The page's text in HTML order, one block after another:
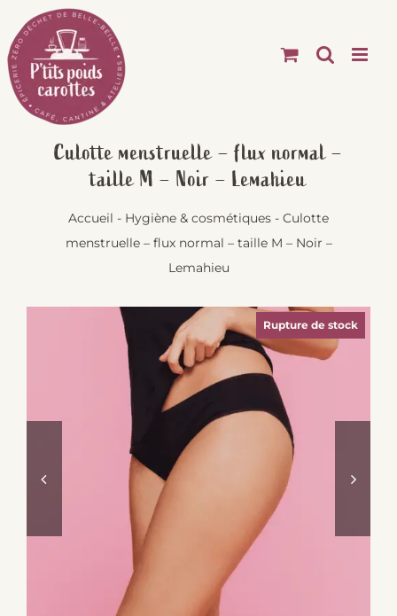
Passer
au
contenu
Culotte menstruelle – flux normal –
taille M – Noir – Lemahieu
Accueil - Hygiène & cosmétiques - Culotte
menstruelle – flux normal – taille M – Noir –
Lemahieu
Rupture de stock